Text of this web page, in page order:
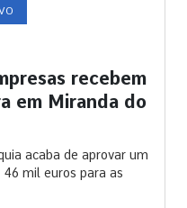
recebem
em Miranda do
acaba de aprovar um
mil euros para as